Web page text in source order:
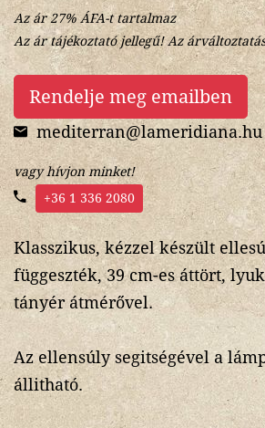
Az ár 27% ÁFA-t tartalmaz
Az ár tájékoztató jellegű! Az
Rendelje meg emailben
mediterran@lameridiana.hu
vagy hívjon minket!
+36 1 336 2080
Klasszikus, kézzel készült
függeszték, 39 cm-es áttört,
tányér átmérővel.
Az ellensúly segitségével a
állitható.